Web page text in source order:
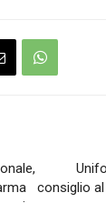
consiglio al